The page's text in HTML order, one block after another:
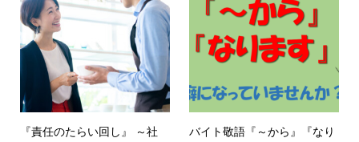
『責任のたらい回し』 ～社
バイト敬語『～から』『なり